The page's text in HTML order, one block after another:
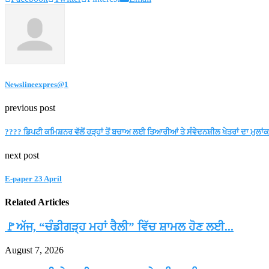
Newslineexpres@1
previous post
???? ਡਿਪਟੀ ਕਮਿਸ਼ਨਰ ਵੱਲੋਂ ਹੜ੍ਹਾਂ ਤੋਂ ਬਚਾਅ ਲਈ ਤਿਆਰੀਆਂ ਤੇ ਸੰਵੇਦਨਸ਼ੀਲ ਖੇਤਰਾਂ ਦਾ
next post
E-paper 23 April
Related Articles
🚩ਅੱਜ, “ਚੰਡੀਗੜ੍ਹ ਮਹਾਂ ਰੈਲੀ” ਵਿੱਚ ਸ਼ਾਮਲ ਹੋਣ ਲਈ...
August 7, 2026